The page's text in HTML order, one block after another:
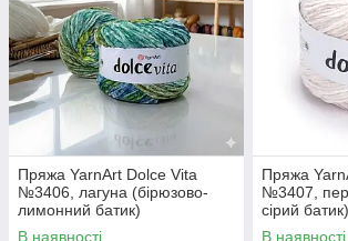
Пряжа YarnArt Dolce Vita
№3406, лагуна (бірюзово-
лимонний батик)
В наявності
Пряжа
№3407,
сірий батик)
В наявності